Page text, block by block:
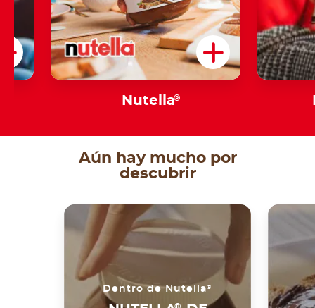
Nutella®
Aún hay mucho por
descubrir
Dentro de Nutella®